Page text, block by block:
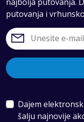
putovanja i
Dajem
šalju najnovije